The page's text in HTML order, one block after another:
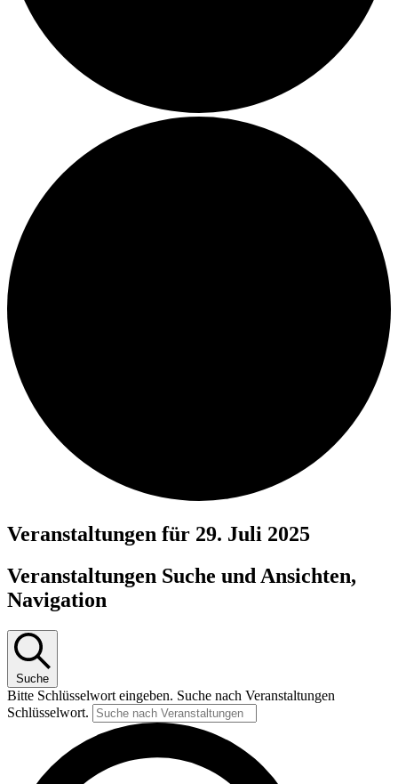
Veranstaltungen für 29. Juli 2025
Veranstaltungen Suche und Ansichten,
Navigation
Suche
Bitte Schlüsselwort eingeben. Suche nach Veranstaltungen
Schlüsselwort.